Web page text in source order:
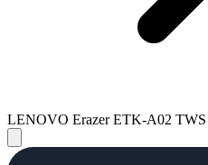
LENOVO Erazer ETK-A02